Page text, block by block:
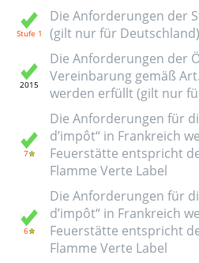
Die Anforderungen der
(gilt nur für Deutschland)
Die Anforderungen der
Vereinbarung gemäß
werden erfüllt (gilt nur
Die Anforderungen für
d’impôt“ in Frankreich
Feuerstätte entspricht
Flamme Verte Label
Die Anforderungen für
d’impôt“ in Frankreich
Feuerstätte entspricht
Flamme Verte Label